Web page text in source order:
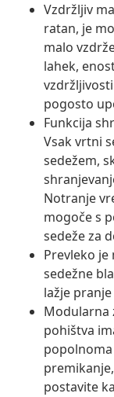
Vzdržljiv
ratan, je
malo
lahek,
pogosto
Funkcija
Vsak vrtni
sedežem,
Notranje
mogoče s
sedeže za
Prevleko
sedežne
lažje
Modularna
pohištva
postavite